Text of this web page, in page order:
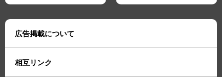
広告掲載について
相互リンク